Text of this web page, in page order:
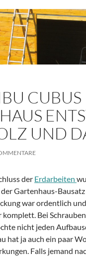
CUBUS
UND
der Erdarbeiten
Gartenhaus-
war ordentlich
komplett. Bei
nicht jeden
hat ja auch ein paar
Falls jemand